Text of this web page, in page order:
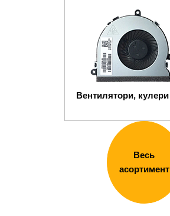
Вентилятори, кулери
Весь
асортимент